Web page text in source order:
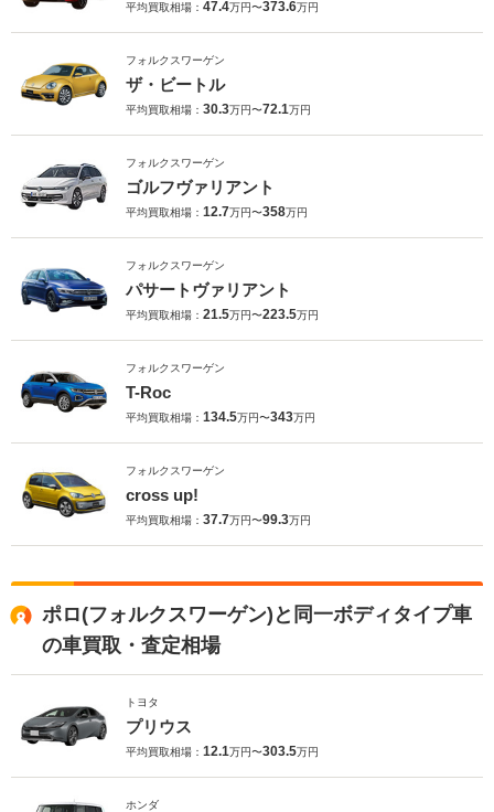
平均買取相場： 47.4万円〜373.6万円
フォルクスワーゲン
ザ・ビートル
平均買取相場： 30.3万円〜72.1万円
フォルクスワーゲン
ゴルフヴァリアント
平均買取相場： 12.7万円〜358万円
フォルクスワーゲン
パサートヴァリアント
平均買取相場： 21.5万円〜223.5万円
フォルクスワーゲン
T-Roc
平均買取相場： 134.5万円〜343万円
フォルクスワーゲン
cross up!
平均買取相場： 37.7万円〜99.3万円
ポロ(フォルクスワーゲン)と同一ボディタイプ車
の車買取・査定相場
トヨタ
プリウス
平均買取相場： 12.1万円〜303.5万円
ホンダ